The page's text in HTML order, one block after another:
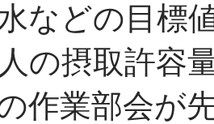
などの目標
の摂取許容
作業部会が